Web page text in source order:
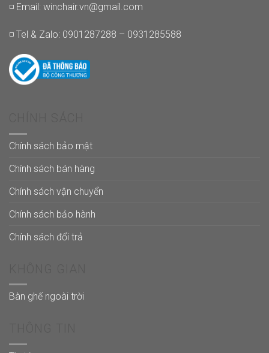
◽ Email: winchair.vn@gmail.com
◽ Tel & Zalo: 0901287288 – 0931285588
Chính sách bảo mật
Chính sách bán hàng
Chính sách vận chuyển
Chính sách bảo hành
Chính sách đổi trả
Bàn ghế ngoài trời